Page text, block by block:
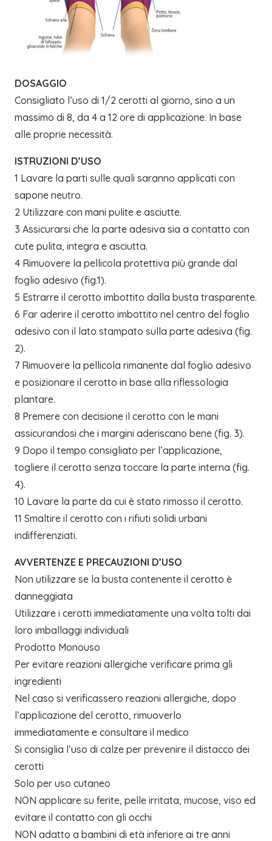
DOSAGGIO
Consigliato l’uso di 1/2 cerotti al giorno, sino a un
massimo di 8, da 4 a 12 ore di applicazione. In base
alle proprie necessità.
ISTRUZIONI D’USO
1 Lavare la parti sulle quali saranno applicati con
sapone neutro.
2 Utilizzare con mani pulite e asciutte.
3 Assicurarsi che la parte adesiva sia a contatto con
cute pulita, integra e asciutta.
4 Rimuovere la pellicola protettiva più grande dal
foglio adesivo (fig.1).
5 Estrarre il cerotto imbottito dalla busta trasparente.
6 Far aderire il cerotto imbottito nel centro del foglio
adesivo con il lato stampato sulla parte adesiva (fig.
2).
7 Rimuovere la pellicola rimanente dal foglio adesivo
e posizionare il cerotto in base alla riflessologia
plantare.
8 Premere con decisione il cerotto con le mani
assicurandosi che i margini aderiscano bene (fig. 3).
9 Dopo il tempo consigliato per l’applicazione,
togliere il cerotto senza toccare la parte interna (fig.
4).
10 Lavare la parte da cui è stato rimosso il cerotto.
11 Smaltire il cerotto con i rifiuti solidi urbani
indifferenziati.
AVVERTENZE E PRECAUZIONI D’USO
Non utilizzare se la busta contenente il cerotto è
danneggiata
Utilizzare i cerotti immediatamente una volta tolti dai
loro imballaggi individuali
Prodotto Monouso
Per evitare reazioni allergiche verificare prima gli
ingredienti
Nel caso si verificassero reazioni allergiche, dopo
l’applicazione del cerotto, rimuoverlo
immediatamente e consultare il medico
Si consiglia l’uso di calze per prevenire il distacco dei
cerotti
Solo per uso cutaneo
NON applicare su ferite, pelle irritata, mucose, viso ed
evitare il contatto con gli occhi
NON adatto a bambini di età inferiore ai tre anni